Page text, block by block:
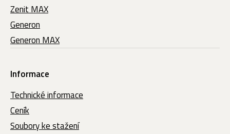
Zenit MAX
Generon
Generon MAX
Informace
Technické informace
Ceník
Soubory ke stažení